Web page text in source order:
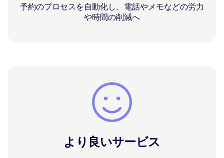
予約のプロセスを自動化し、電話やメモなどの労力
や時間の削減へ
より良いサービス